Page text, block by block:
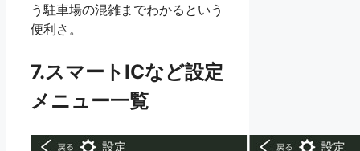
う駐車場の混雑までわかるという
便利さ。
7.スマートICなど設定
メニュー一覧